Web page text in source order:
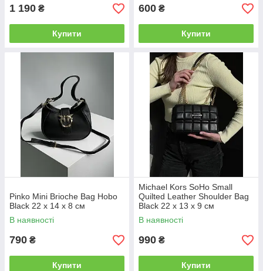
1 190 ₴
Купити
600 ₴
Купити
Pinko Mini Brioche Bag Hobo
Black 22 x 14 x 8 см
В наявності
790 ₴
Купити
Michael Kors SoHo Small
Quilted Leather Shoulder Bag
Black 22 х 13 х 9 см
В наявності
990 ₴
Купити